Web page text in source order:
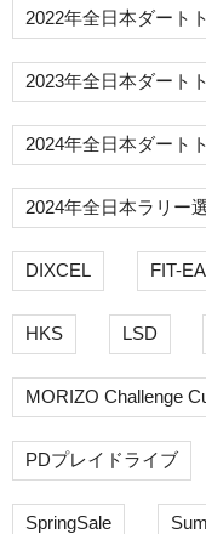
2022年全日本ダート
2023年全日本ダート
2024年全日本ダート
2024年全日本ラリー
DIXCEL FIT-
HKS LSD
MORIZO Challenge
PDプレイドライブ
SpringSale